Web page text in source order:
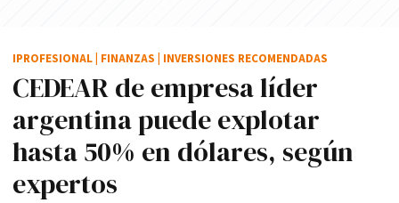
CEDEAR de empresa líder
argentina puede explotar
hasta 50% en dólares, según
expertos
IPROFESIONAL FINANZAS INVERSIONES RECOMENDADAS